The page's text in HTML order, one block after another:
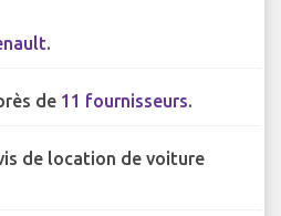
.
de 11 fournisseurs.
de location de voiture